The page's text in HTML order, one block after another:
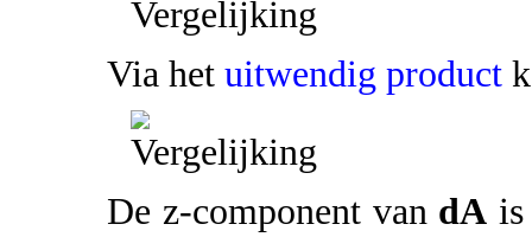
Via het uitwendig product
De z-component van dA